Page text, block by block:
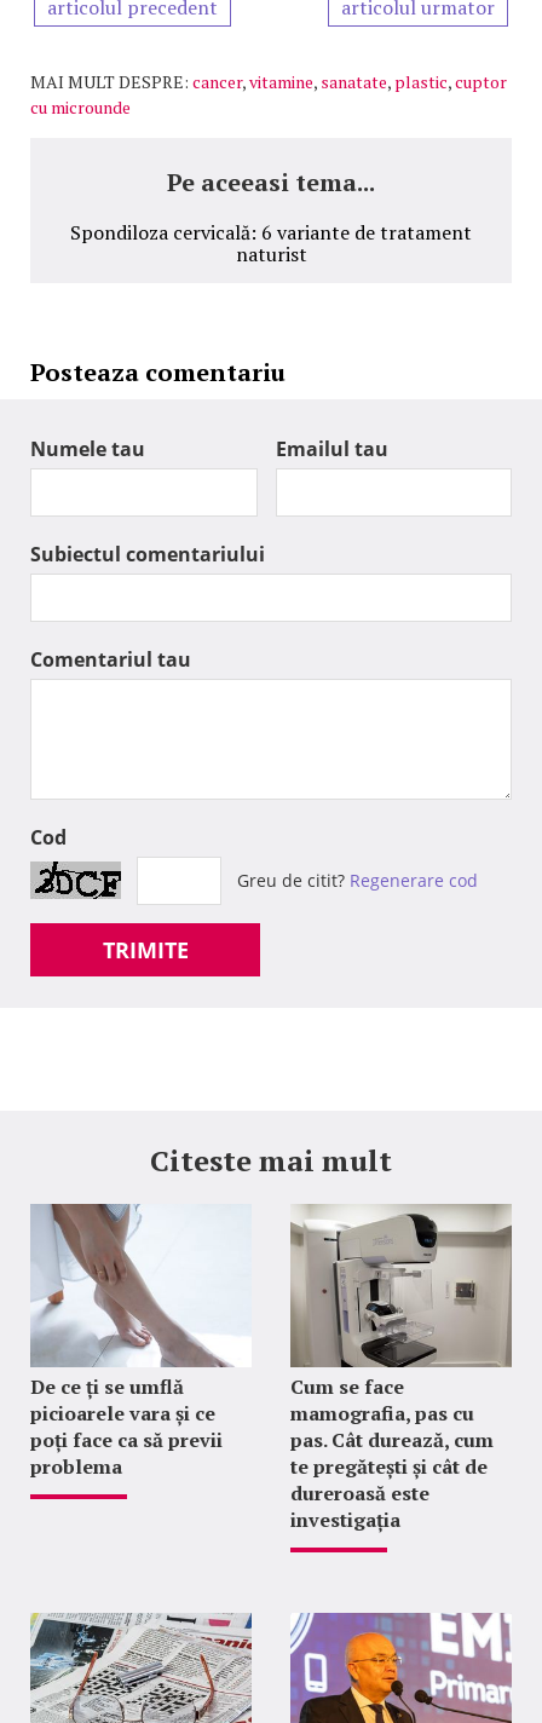
articolul precedent articolul urmator
MAI MULT DESPRE: cancer,vitamine, sanatate, plastic,cuptor
cu microunde
Pe aceeasi tema...
Spondiloza cervicală: 6 variante de tratament
naturist
Posteaza comentariu
Numele tau Emailul tau
Subiectul comentariului
Comentariul tau
Cod
Greu de citit? Regenerare cod
TRIMITE
Citeste mai mult
De ce ți se umflă
picioarele vara și ce
poți face ca să previi
problema
Cum se face
mamografia, pas cu
pas. Cât durează, cum
te pregătești și cât de
dureroasă este
investigația